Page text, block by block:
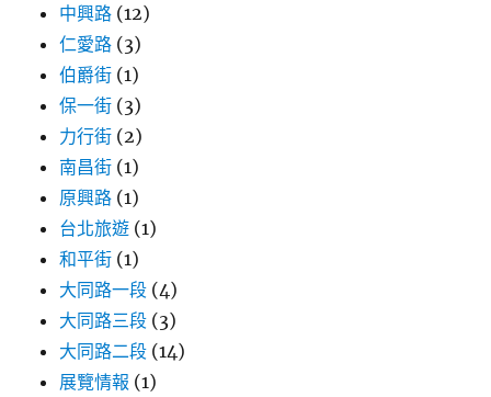
中興路 (12)
仁愛路 (3)
伯爵街 (1)
保一街 (3)
力行街 (2)
南昌街 (1)
原興路 (1)
台北旅遊 (1)
和平街 (1)
大同路一段 (4)
大同路三段 (3)
大同路二段 (14)
展覽情報 (1)